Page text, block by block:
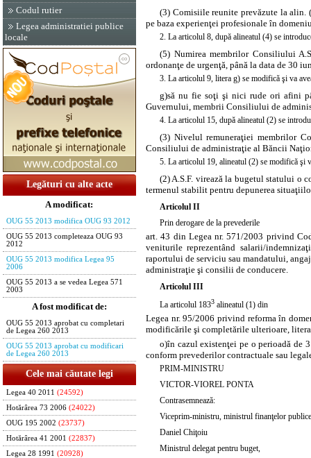
Codul rutier
Legea administratiei publice
locale
Legături cu alte acte
A modificat:
OUG 55 2013 modifica OUG 93 2012
OUG 55 2013 completeaza OUG 93
2012
OUG 55 2013 modifica Legea 95
2006
OUG 55 2013 a se vedea Legea 571
2003
A fost modificat de:
OUG 55 2013 aprobat cu completari
de Legea 260 2013
OUG 55 2013 aprobat cu modificari
de Legea 260 2013
Cele mai căutate legi
Legea 40 2011 (24592)
Hotărârea 73 2006 (24022)
OUG 195 2002 (23737)
Hotărârea 41 2001 (22837)
Legea 28 1991 (20928)
(3) Comisiile reunite prevăzute la alin.
pe baza experienţei profesionale în
2. La articolul 8, după alineatul (4) se
(5) Numirea membrilor Consiliului
ordonanţe de urgenţă, până la data de 30
3. La articolul 9, litera g) se modifică şi va
g)să nu fie soţi şi nici rude ori afini
Guvernului, membrii Consiliului de
4. La articolul 15, după alineatul (2) se
(3) Nivelul remuneraţiei membrilor
Consiliului de administraţie al Băncii
5. La articolul 19, alineatul (2) se modifică şi
(2) A.S.F. virează la bugetul statului o
termenul stabilit pentru depunerea
Articolul II
Prin derogare de la prevederile
art. 43 din Legea nr. 571/2003 privind
veniturile reprezentând salarii/
raportului de serviciu sau mandatului,
administraţie şi consilii de conducere.
Articolul III
La articolul 1833 alineatul (1) din
Legea nr. 95/2006 privind reforma în
modificările şi completările ulterioare,
o)în cazul existenţei pe o perioadă de
conform prevederilor contractuale sau
PRIM-MINISTRU
VICTOR-VIOREL PONTA
Contrasemnează:
Viceprim-ministru, ministrul finanţelor
Daniel Chiţoiu
Ministrul delegat pentru buget,